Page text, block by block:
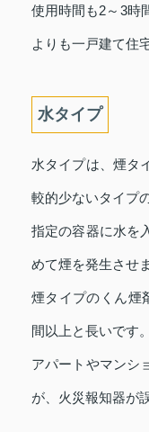
使用時間も2～3時
よりも一戸建て住
水タイプ
水タイプは、煙タ
較的少ないタイプ
指定の容器に水を
めて煙を発生させ
煙タイプのくん煙
間以上と長いです。
アパートやマンシ
が、火災報知器が